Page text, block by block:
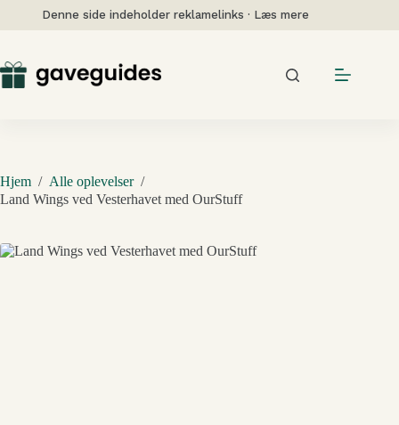
Denne side indeholder reklamelinks · Læs mere
Hjem / Alle oplevelser /
Land Wings ved Vesterhavet med OurStuff